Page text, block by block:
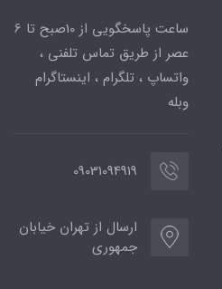
ساعت پاسخگویی از 10صبح تا 6
عصر از طریق تماس تلفنی ،
واتساپ ، تلگرام ، اینستاگرام
وبله
09031094919
ارسال از تهران خیابان
جمهوری